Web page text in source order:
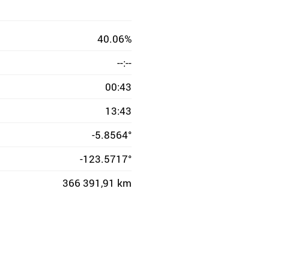
40.06%
--:--
00:43
13:43
-5.8564°
-123.5717°
366 391,91 km